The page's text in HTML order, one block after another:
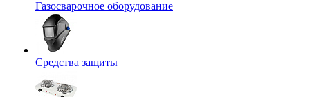
Газосварочное оборудование
Средства защиты